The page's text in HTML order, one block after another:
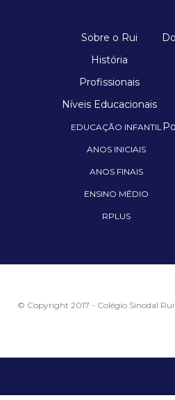
Sobre o Rui
História
Profissionais
Níveis Educacionais
EDUCAÇÃO INFANTIL
ANOS INICIAIS
ANOS FINAIS
ENSINO MÉDIO
RPLUS
© Copyright 2017 - Colégio Sinodal